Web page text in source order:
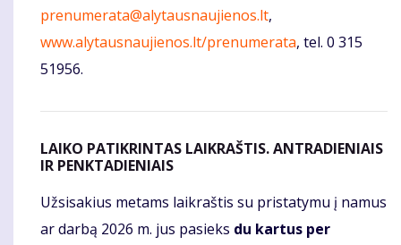
prenumerata@alytausnaujienos.lt,
www.alytausnaujienos.lt/prenumerata, tel. 0 315
51956.
LAIKO PATIKRINTAS LAIKRAŠTIS. ANTRADIENIAIS
IR PENKTADIENIAIS
Užsisakius metams laikraštis su pristatymu į namus
ar darbą 2026 m. jus pasieks du kartus per